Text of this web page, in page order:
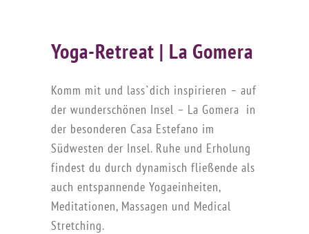
Yoga-Retreat | La Gomera
Komm mit und lass`dich inspirieren – auf
der wunderschönen Insel – La Gomera in
der besonderen Casa Estefano im
Südwesten der Insel. Ruhe und Erholung
findest du durch dynamisch fließende als
auch entspannende Yogaeinheiten,
Meditationen, Massagen und Medical
Stretching.